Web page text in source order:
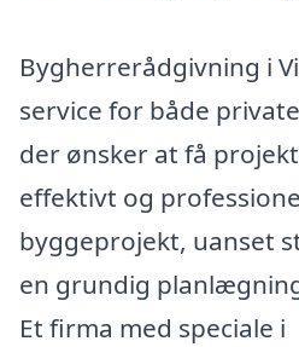
Bygherrerådgivning i
service for både
der ønsker at få
effektivt og
byggeprojekt, uanset
en grundig
Et firma med speciale i